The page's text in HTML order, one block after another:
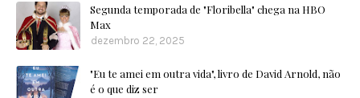
Segunda temporada de "Floribella" chega na HBO
Max
dezembro 22, 2025
"Eu te amei em outra vida", livro de David Arnold, não
é o que diz ser